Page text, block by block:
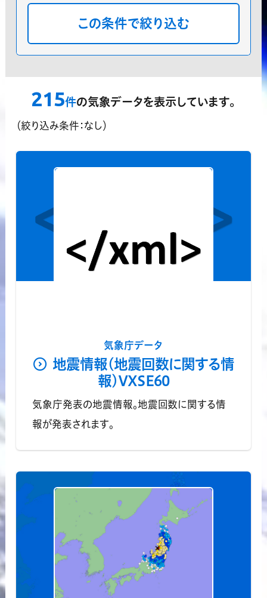
分類
プレミアム気象データ 気象庁データ
分布
領域指定機能
215件の気象データを表示しています。
（絞り込み条件：なし）
気象庁データ
地震情報(地震回数に関する情
報)VXSE60
気象庁発表の地震情報。地震回数に関する情
報が発表されます。